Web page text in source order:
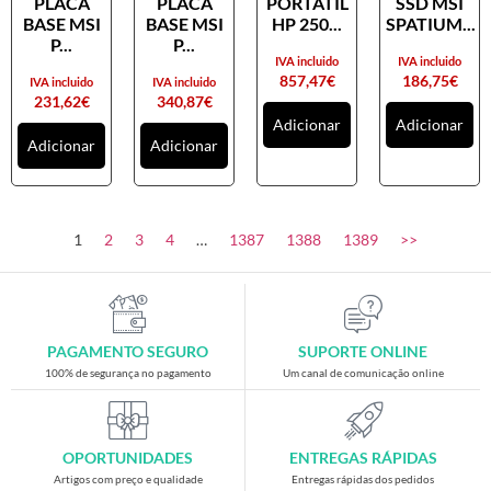
Placas gráficas
SAIS
Ventoínhas
Computadores
All-in-One
Gaming
Acessórios gaming
Cadeiras gaming
Merchandising
BASE MSI
P...
231,62€
IVA incluido
Adicionar
BASE MSI
P...
340,87€
IVA incluido
Adicionar
HP 250...
857,47€
IVA incluido
Adicionar
SPATIUM...
186,75€
IVA incluido
Adicionar
1 2 3 4 … 1387 1388 1389 >>
PAGAMENTO SEGURO
100% de segurança no pagamento
SUPORTE ONLINE
Um canal de comunicação online
OPORTUNIDADES
Artigos com preço e qualidade
ENTREGAS RÁPIDAS
Entregas rápidas dos pedidos